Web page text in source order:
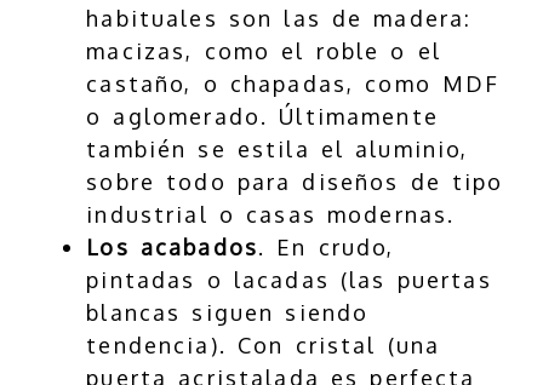
habituales son las de madera:
macizas, como el roble o el
castaño, o chapadas, como MDF
o aglomerado. Últimamente
también se estila el aluminio,
sobre todo para diseños de tipo
industrial o casas modernas.
Los acabados. En crudo,
pintadas o lacadas (las puertas
blancas siguen siendo
tendencia). Con cristal (una
puerta acristalada es perfecta